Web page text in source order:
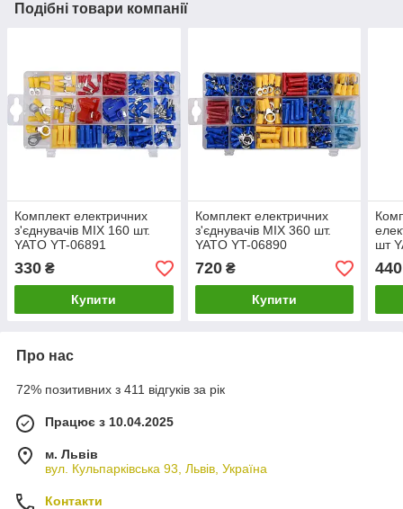
Подібні товари компанії
Комплект електричних
з'єднувачів MIX 160 шт.
YATO YT-06891
330 ₴
Купити
Комплект електричних
з'єднувачів MIX 360 шт.
YATO YT-06890
720₴
Купити
шт
440
Про нас
72% позитивних з 411 відгуків за рік
Працює з 10.04.2025
м. Львів
вул. Кульпарківська 93, Львів, Україна
Контакти